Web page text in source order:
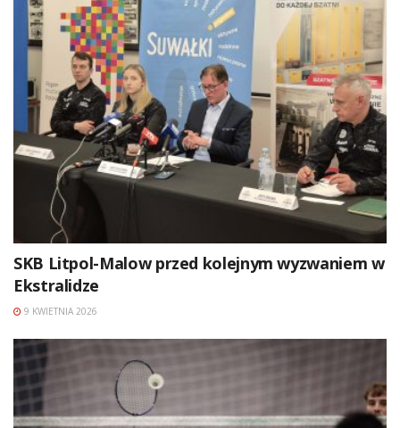
SKB Litpol-Malow przed kolejnym wyzwaniem w
Ekstralidze
9 KWIETNIA 2026